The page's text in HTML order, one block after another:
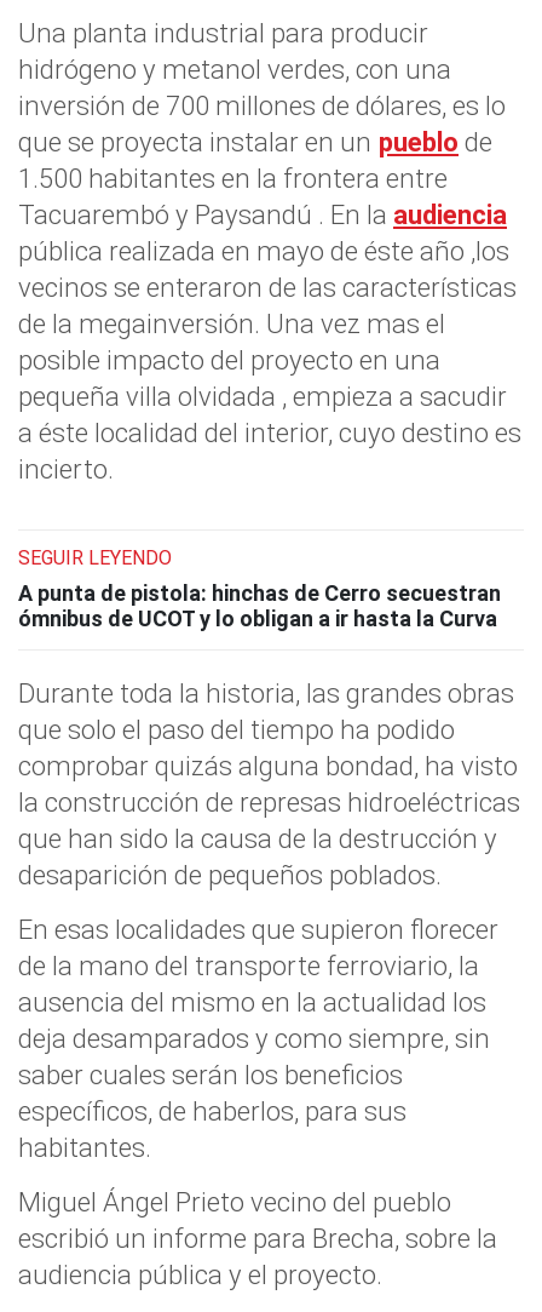
Una planta industrial para producir
hidrógeno y metanol verdes, con una
inversión de 700 millones de dólares, es lo
que se proyecta instalar en un pueblo de
1.500 habitantes en la frontera entre
Tacuarembó y Paysandú . En la audiencia
pública realizada en mayo de éste año ,los
vecinos se enteraron de las características
de la megainversión. Una vez mas el
posible impacto del proyecto en una
pequeña villa olvidada , empieza a sacudir
a éste localidad del interior, cuyo destino es
incierto.
SEGUIR LEYENDO
A punta de pistola: hinchas de Cerro secuestran
ómnibus de UCOT y lo obligan a ir hasta la Curva
Durante toda la historia, las grandes obras
que solo el paso del tiempo ha podido
comprobar quizás alguna bondad, ha visto
la construcción de represas hidroeléctricas
que han sido la causa de la destrucción y
desaparición de pequeños poblados.
En esas localidades que supieron florecer
de la mano del transporte ferroviario, la
ausencia del mismo en la actualidad los
deja desamparados y como siempre, sin
saber cuales serán los beneficios
específicos, de haberlos, para sus
habitantes.
Miguel Ángel Prieto vecino del pueblo
escribió un informe para Brecha, sobre la
audiencia pública y el proyecto.